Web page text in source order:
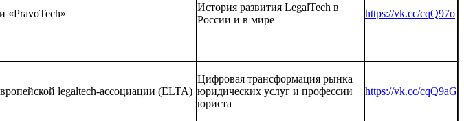
«PravoTech»
История развития LegalTech в
России и в мире
https://vk.cc/cqQ97o
legaltech-ассоциации (ELTA)
Цифровая трансформация рынка
юридических услуг и профессии
юриста
https://vk.cc/cqQ9aG